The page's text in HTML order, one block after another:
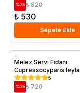
%35 ₺ 820
₺ 530
Sepete Ekle
Saksıda
Melez Servi Fidanı
Cupressocyparis
+40 cm
5
%25 ₺ 720